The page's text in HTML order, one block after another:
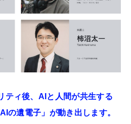
ティ後、AIと人間が共生する
の遺電子」が動き出します。